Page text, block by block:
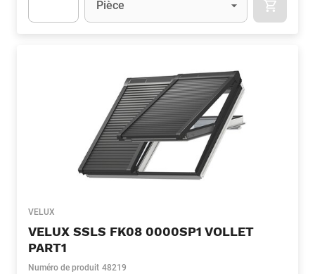
Pièce
VELUX
VELUX SSLS FK08 0000SP1 VOLLET
PART1
Numéro de produit 48219